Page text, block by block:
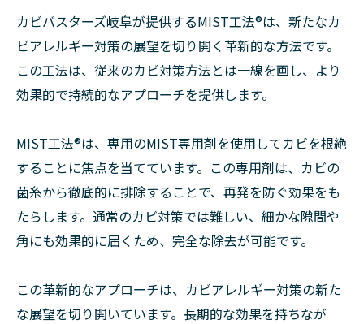
カビバスターズ岐阜が提供するMIST工法®は、新たなカ
ビアレルギー対策の展望を切り開く革新的な方法です。
この工法は、従来のカビ対策方法とは一線を画し、より
効果的で持続的なアプローチを提供します。
MIST工法®は、専用のMIST専用剤を使用してカビを根絶
することに焦点を当てています。この専用剤は、カビの
菌糸から徹底的に排除することで、再発を防ぐ効果をも
たらします。通常のカビ対策では難しい、細かな隙間や
角にも効果的に届くため、完全な除去が可能です。
この革新的なアプローチは、カビアレルギー対策の新た
な展望を切り開いています。長期的な効果を持ちなが